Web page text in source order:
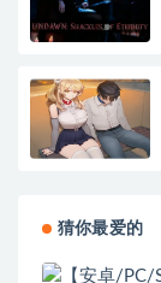
猜你最爱的